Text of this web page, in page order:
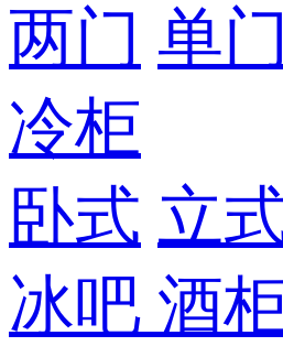
两门 单门
冷柜
卧式 立
冰吧 酒